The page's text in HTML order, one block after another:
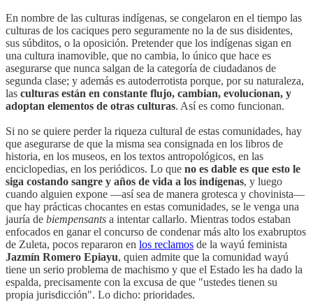
En nombre de las culturas indígenas, se congelaron en el tiempo las
culturas de los caciques pero seguramente no la de sus disidentes,
sus súbditos, o la oposición. Pretender que los indígenas sigan en
una cultura inamovible, que no cambia, lo único que hace es
asegurarse que nunca salgan de la categoría de ciudadanos de
segunda clase; y además es autoderrotista porque, por su naturaleza,
las culturas están en constante flujo, cambian, evolucionan, y
adoptan elementos de otras culturas. Así es como funcionan.
Si no se quiere perder la riqueza cultural de estas comunidades, hay
que asegurarse de que la misma sea consignada en los libros de
historia, en los museos, en los textos antropológicos, en las
enciclopedias, en los periódicos. Lo que no es dable es que esto le
siga costando sangre y años de vida a los indígenas, y luego
cuando alguien expone —así sea de manera grotesca y chovinista—
que hay prácticas chocantes en estas comunidades, se le venga una
jauría de biempensants a intentar callarlo. Mientras todos estaban
enfocados en ganar el concurso de condenar más alto los exabruptos
de Zuleta, pocos repararon en los reclamos de la wayú feminista
Jazmín Romero Epiayu, quien admite que la comunidad wayú
tiene un serio problema de machismo y que el Estado les ha dado la
espalda, precisamente con la excusa de que "ustedes tienen su
propia jurisdicción". Lo dicho: prioridades.